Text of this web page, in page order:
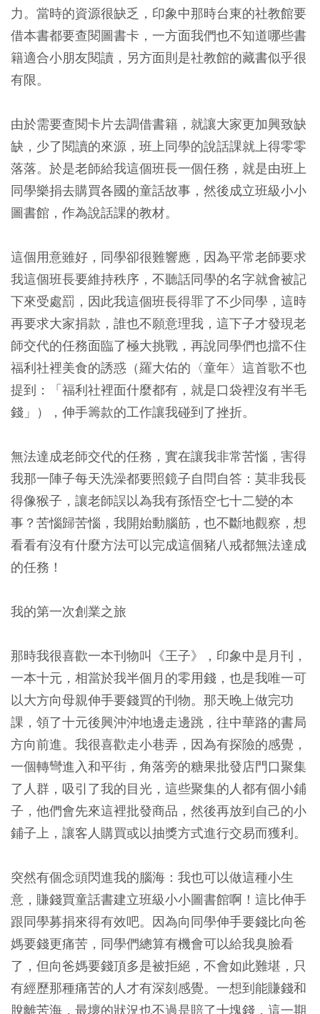
力。當時的資源很缺乏，印象中那時台東的社教館要
借本書都要查閱圖書卡，一方面我們也不知道哪些書
籍適合小朋友閱讀，另方面則是社教館的藏書似乎很
有限。
由於需要查閱卡片去調借書籍，就讓大家更加興致缺
缺，少了閱讀的來源，班上同學的說話課就上得零零
落落。於是老師給我這個班長一個任務，就是由班上
同學樂捐去購買各國的童話故事，然後成立班級小小
圖書館，作為說話課的教材。
這個用意雖好，同學卻很難響應，因為平常老師要求
我這個班長要維持秩序，不聽話同學的名字就會被記
下來受處罰，因此我這個班長得罪了不少同學，這時
再要求大家捐款，誰也不願意理我，這下子才發現老
師交代的任務面臨了極大挑戰，再說同學們也擋不住
福利社裡美食的誘惑（羅大佑的〈童年〉這首歌不也
提到：「福利社裡面什麼都有，就是口袋裡沒有半毛
錢」），伸手籌款的工作讓我碰到了挫折。
無法達成老師交代的任務，實在讓我非常苦惱，害得
我那一陣子每天洗澡都要照鏡子自問自答：莫非我長
得像猴子，讓老師誤以為我有孫悟空七十二變的本
事？苦惱歸苦惱，我開始動腦筋，也不斷地觀察，想
看看有沒有什麼方法可以完成這個豬八戒都無法達成
的任務！
我的第一次創業之旅
那時我很喜歡一本刊物叫《王子》，印象中是月刊，
一本十元，相當於我半個月的零用錢，也是我唯一可
以大方向母親伸手要錢買的刊物。那天晚上做完功
課，領了十元後興沖沖地邊走邊跳，往中華路的書局
方向前進。我很喜歡走小巷弄，因為有探險的感覺，
一個轉彎進入和平街，角落旁的糖果批發店門口聚集
了人群，吸引了我的目光，這些聚集的人都有個小鋪
子，他們會先來這裡批發商品，然後再放到自己的小
鋪子上，讓客人購買或以抽獎方式進行交易而獲利。
突然有個念頭閃進我的腦海：我也可以做這種小生
意，賺錢買童話書建立班級小小圖書館啊！這比伸手
跟同學募捐來得有效吧。因為向同學伸手要錢比向爸
媽要錢更痛苦，同學們總算有機會可以給我臭臉看
了，但向爸媽要錢頂多是被拒絕，不會如此難堪，只
有經歷那種痛苦的人才有深刻感覺。一想到能賺錢和
脫離苦海，最壞的狀況也不過是賠了十塊錢，這一期